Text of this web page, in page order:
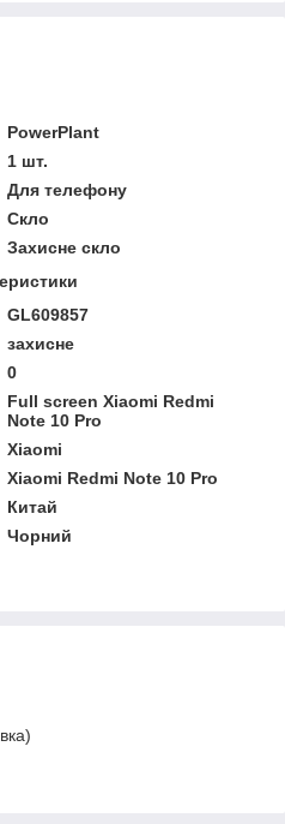
PowerPlant
1 шт.
Для телефону
Скло
Захисне скло
GL609857
захисне
0
Full screen Xiaomi Redmi
Note 10 Pro
Xiaomi
Xiaomi Redmi Note 10 Pro
Китай
Чорний